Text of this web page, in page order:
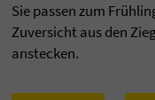
Sie passen zum
Zuversicht aus den
anstecken.